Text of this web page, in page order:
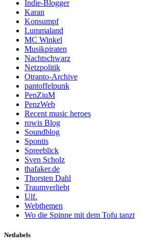
Indie-Blogger
Karan
Konsumpf
Lummaland
MC Winkel
Musikpiraten
Nachtschwarz
Netzpolitik
Otranto-Archive
pantoffelpunk
PenZiuM
PenzWeb
Recent music heroes
rowis Blog
Soundblog
Spontis
Spreeblick
Sven Scholz
thafaker.de
Thorsten Dahl
Traumverliebt
Ulf.
Webthemen
Wo die Spinne mit dem Tofu tanzt
Netlabels